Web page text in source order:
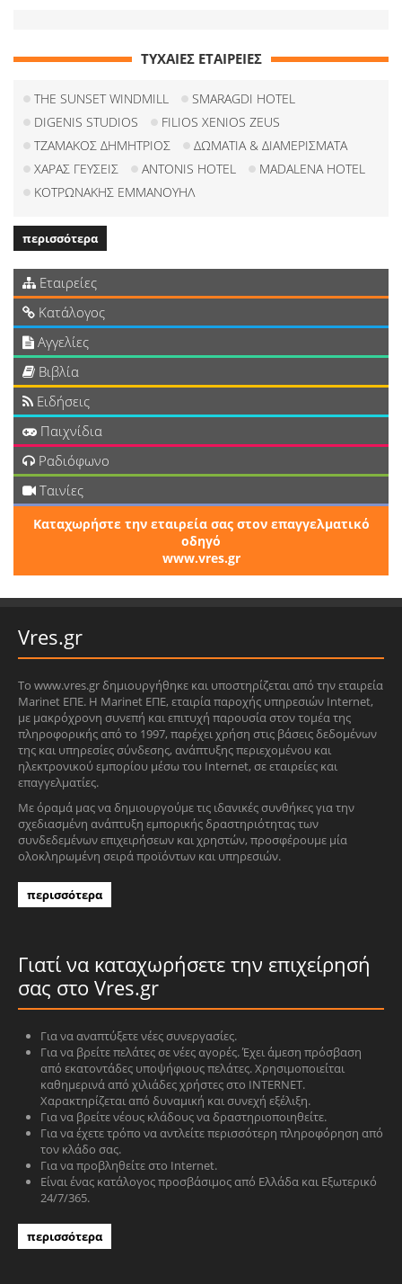
ΤΥΧΑΙΕΣ ΕΤΑΙΡΕΙΕΣ
THE SUNSET WINDMILL
SMARAGDI HOTEL
DIGENIS STUDIOS
FILIOS XENIOS ZEUS
ΤΖΑΜΑΚΟΣ ΔΗΜΗΤΡΙΟΣ
ΔΩΜΑΤΙΑ & ΔΙΑΜΕΡΙΣΜΑΤΑ
ΧΑΡΑΣ ΓΕΥΣΕΙΣ
ANTONIS HOTEL
MADALENA HOTEL
ΚΟΤΡΩΝΑΚΗΣ ΕΜΜΑΝΟΥΗΛ
περισσότερα
Εταιρείες
Κατάλογος
Αγγελίες
Βιβλία
Ειδήσεις
Παιχνίδια
Ραδιόφωνο
Ταινίες
Καταχωρήστε την εταιρεία σας στον επαγγελματικό
οδηγό
www.vres.gr
Vres.gr
Το www.vres.gr δημιουργήθηκε και υποστηρίζεται από την εταιρεία
Marinet ΕΠΕ. Η Marinet ΕΠΕ, εταιρία παροχής υπηρεσιών Internet,
με μακρόχρονη συνεπή και επιτυχή παρουσία στον τομέα της
πληροφορικής από το 1997, παρέχει χρήση στις βάσεις δεδομένων
της και υπηρεσίες σύνδεσης, ανάπτυξης περιεχομένου και
ηλεκτρονικού εμπορίου μέσω του Internet, σε εταιρείες και
επαγγελματίες.
Με όραμά μας να δημιουργούμε τις ιδανικές συνθήκες για την
σχεδιασμένη ανάπτυξη εμπορικής δραστηριότητας των
συνδεδεμένων επιχειρήσεων και χρηστών, προσφέρουμε μία
ολοκληρωμένη σειρά προϊόντων και υπηρεσιών.
περισσότερα
Γιατί να καταχωρήσετε την επιχείρησή
σας στο Vres.gr
Για να αναπτύξετε νέες συνεργασίες.
Για να βρείτε πελάτες σε νέες αγορές. Έχει άμεση πρόσβαση
από εκατοντάδες υποψήφιους πελάτες. Χρησιμοποιείται
καθημερινά από χιλιάδες χρήστες στο INTERNET.
Χαρακτηρίζεται από δυναμική και συνεχή εξέλιξη.
Για να βρείτε νέους κλάδους να δραστηριοποιηθείτε.
Για να έχετε τρόπο να αντλείτε περισσότερη πληροφόρηση από
τον κλάδο σας.
Για να προβληθείτε στο Internet.
Είναι ένας κατάλογος προσβάσιμος από Ελλάδα και Εξωτερικό
24/7/365.
περισσότερα